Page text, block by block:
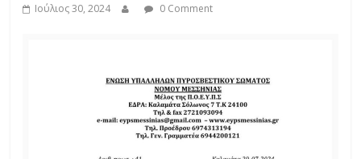
Ιούλιος 30, 2024 0 Comment